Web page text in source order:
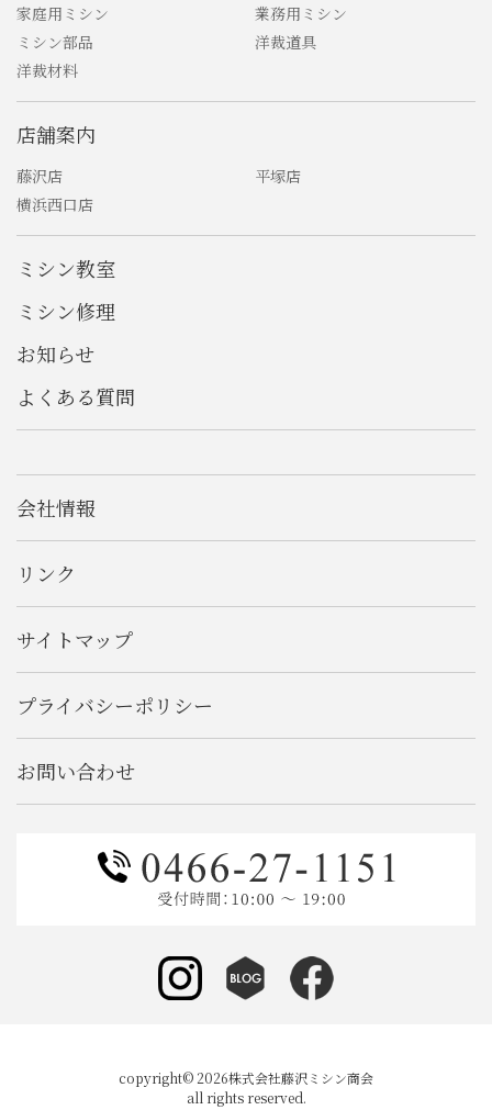
家庭用ミシン
業務用ミシン
ミシン部品
洋裁道具
洋裁材料
店舗案内
藤沢店
平塚店
横浜西口店
ミシン教室
ミシン修理
お知らせ
よくある質問
会社情報
リンク
サイトマップ
プライバシーポリシー
お問い合わせ
copyright© 2026株式会社藤沢ミシン商会
all rights reserved.